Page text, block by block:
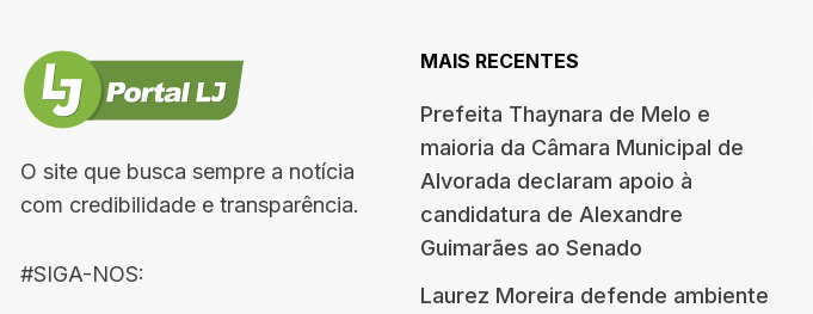
O site que busca sempre a notícia
com credibilidade e transparência.
#SIGA-NOS:
MAIS RECENTES
Prefeita Thaynara de Melo e
maioria da Câmara Municipal de
Alvorada declaram apoio à
candidatura de Alexandre
Guimarães ao Senado
Laurez Moreira defende ambiente